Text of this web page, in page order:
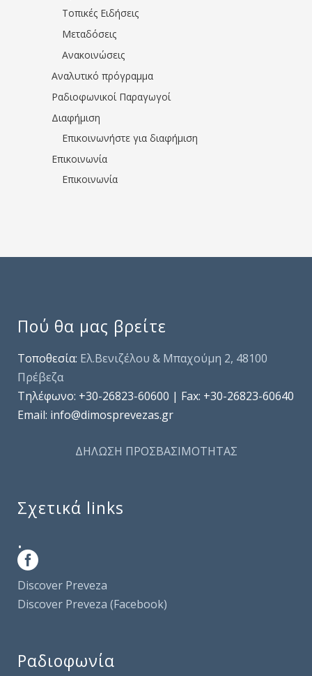
Τοπικές Ειδήσεις
Μεταδόσεις
Ανακοινώσεις
Αναλυτικό πρόγραμμα
Ραδιοφωνικοί Παραγωγοί
Διαφήμιση
Επικοινωνήστε για διαφήμιση
Επικοινωνία
Επικοινωνία
Πού θα μας βρείτε
Τοποθεσία: Ελ.Βενιζέλου & Μπαχούμη 2, 48100
Πρέβεζα
Τηλέφωνo: +30-26823-60600 | Fax: +30-26823-60640
Email: info@dimosprevezas.gr
ΔΗΛΩΣΗ ΠΡΟΣΒΑΣΙΜΟΤΗΤΑΣ
Σχετικά links
.
Discover Preveza
Discover Preveza (Facebook)
Ραδιοφωνία